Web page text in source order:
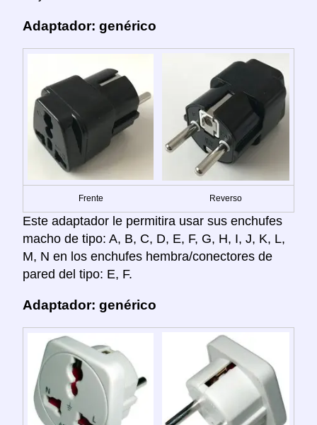
Adaptador: genérico
Frente Reverso
Este adaptador le permitira usar sus enchufes
macho de tipo: A, B, C, D, E, F, G, H, I, J, K, L,
M, N en los enchufes hembra/conectores de
pared del tipo: E, F.
Adaptador: genérico